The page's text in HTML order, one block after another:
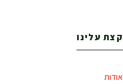
קצת עלינו
אודות